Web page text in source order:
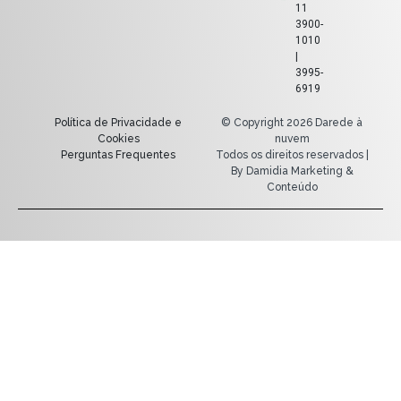
11
3900-
1010
3995-
6919
Política de Privacidade e
Cookies
Perguntas Frequentes
© Copyright 2026 Darede à
nuvem
Todos os direitos reservados |
By Damidia Marketing &
Conteúdo